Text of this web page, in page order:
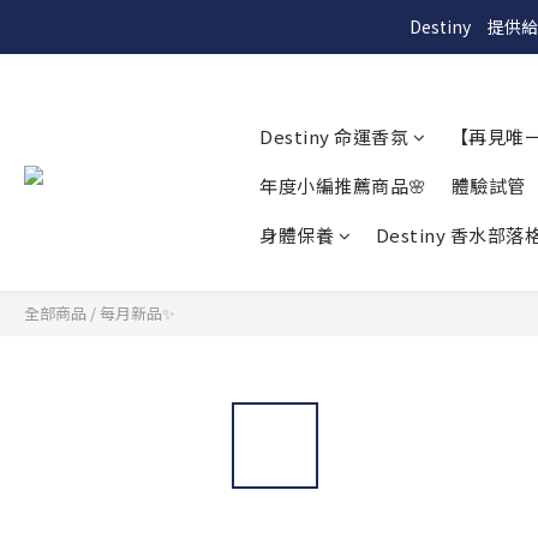
Destiny　提供
Destiny 命運香氛
【再見
年度小編推薦商品🌸
體驗試管
身體保養
Destiny 香水部落
全部商品 /每月新品✨